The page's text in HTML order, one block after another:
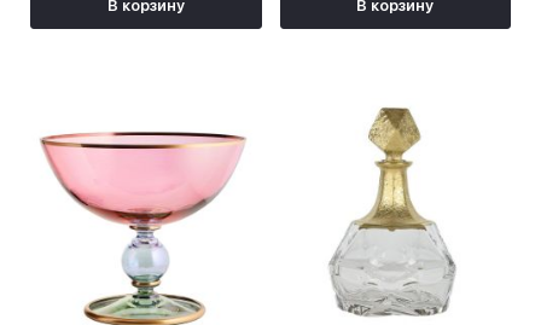
В корзину В корзину